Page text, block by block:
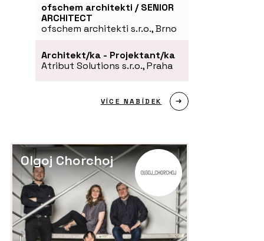
ofschem architekti / SENIOR
ARCHITECT
ofschem architekti s.r.o., Brno
Architekt/ka - Projektant/ka
Atribut Solutions s.r.o., Praha
VÍCE NABÍDEK
Olgoj Chorchoj